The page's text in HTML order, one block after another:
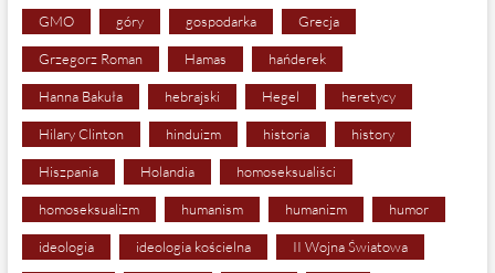
GMO góry gospodarka Grecja
Grzegorz Roman Hamas hańderek
Hanna Bakuła hebrajski Hegel heretycy
Hilary Clinton hinduizm historia history
Hiszpania Holandia homoseksualiści
homoseksualizm humanism humanizm humor
ideologia ideologia kościelna II Wojna Światowa